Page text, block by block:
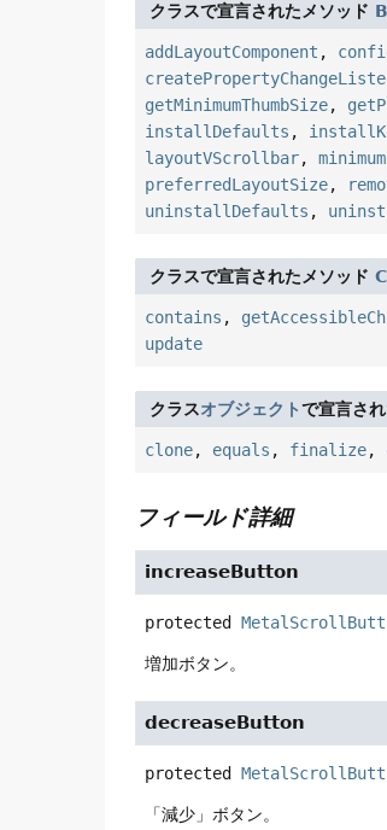
クラスで宣言されたメソッド
addLayoutComponent ,
getMinimumThumbSize,
installDefaults ,
layoutVScrollbar,
preferredLayoutSize,
uninstallDefaults ,
クラスで宣言されたメソッド
contains ,
update
クラスオブジェクトで宣言さ
clone, equals , finalize,
フィールド詳細
increaseButton
protected
増加ボタン。
decreaseButton
protected
「減少」ボタン。